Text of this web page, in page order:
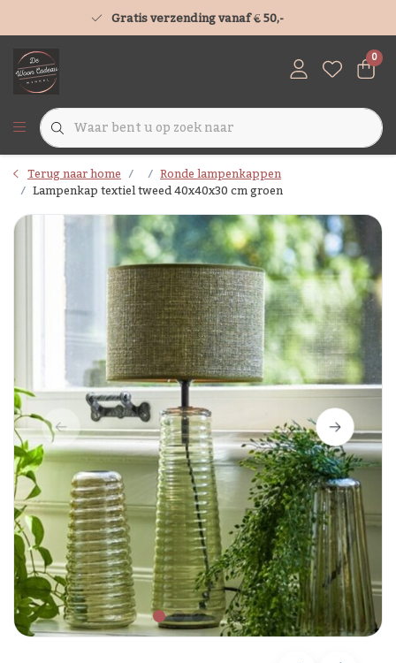
Gratis verzending vanaf € 50,-
0
Terug naar home Ronde lampenkappen
Lampenkap textiel tweed 40x40x30 cm groen